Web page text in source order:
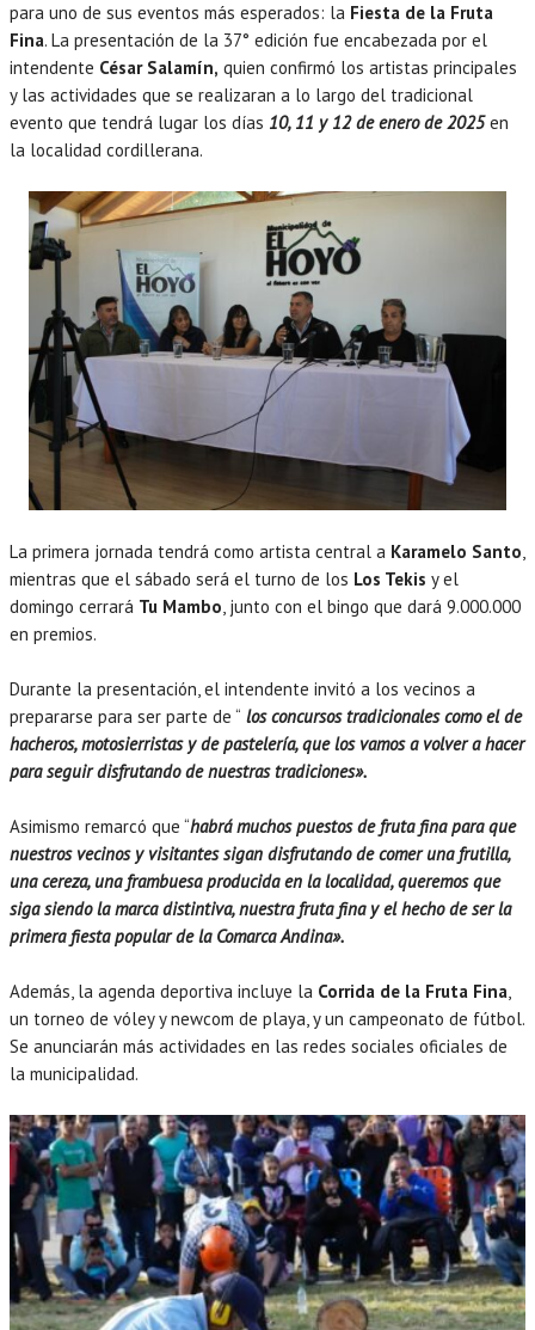
para uno de sus eventos más esperados: la Fiesta de la Fruta
Fina. La presentación de la 37° edición fue encabezada por el
intendente César Salamín, quien confirmó los artistas principales
y las actividades que se realizaran a lo largo del tradicional
evento que tendrá lugar los días 10, 11 y 12 de enero de 2025en
la localidad cordillerana.
La primera jornada tendrá como artista central a Karamelo Santo
mientras que el sábado será el turno de los Los Tekis y el
domingo cerrará Tu Mambo , junto con el bingo que dará 9.000.000
en premios.
Durante la presentación, el intendente invitó a los vecinos a
prepararse para ser parte de “ los concursos tradicionales como el de
hacheros, motosierristas y de pastelería, que los vamos a volver a hacer
para seguir disfrutando de nuestras tradiciones».
Asimismo remarcó que “habrá muchos puestos de fruta fina para que
nuestros vecinos y visitantes sigan disfrutando de comer una frutilla,
una cereza, una frambuesa producida en la localidad, queremos que
siga siendo la marca distintiva, nuestra fruta fina y el hecho de ser la
primera fiesta popular de la Comarca Andina».
Además, la agenda deportiva incluye la Corrida de la Fruta Fina
un torneo de vóley y newcom de playa, y un campeonato de fútbol.
Se anunciarán más actividades en las redes sociales oficiales de
la municipalidad.